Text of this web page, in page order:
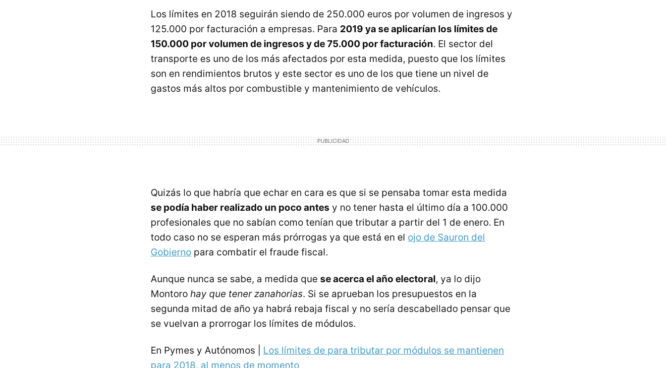
Los límites en 2018 seguirán siendo de 250.000 euros por volumen de ingresos y
125.000 por facturación a empresas. Para 2019 ya se aplicarían los límites de
150.000 por volumen de ingresos y de 75.000 por facturación. El sector del
transporte es uno de los más afectados por esta medida, puesto que los límites
son en rendimientos brutos y este sector es uno de los que tiene un nivel de
gastos más altos por combustible y mantenimiento de vehículos.
Quizás lo que habría que echar en cara es que si se pensaba tomar esta medida
se podía haber realizado un poco antes y no tener hasta el último día a 100.000
profesionales que no sabían como tenían que tributar a partir del 1 de enero. En
todo caso no se esperan más prórrogas ya que está en el ojo de Sauron del
Gobierno para combatir el fraude fiscal.
Aunque nunca se sabe, a medida que se acerca el año electoral, ya lo dijo
Montoro hay que tener zanahorias. Si se aprueban los presupuestos en la
segunda mitad de año ya habrá rebaja fiscal y no sería descabellado pensar que
se vuelvan a prorrogar los límites de módulos.
En Pymes y Autónomos | Los límites de para tributar por módulos se mantienen
para 2018, al menos de momento